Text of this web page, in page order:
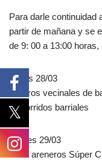
Para darle continuidad
partir de mañana y se
de 9: 00 a 13:00
Lunes 28/03
Centros vecinales de
Recorridos barriales
Martes 29/03
Zona areneros Súper